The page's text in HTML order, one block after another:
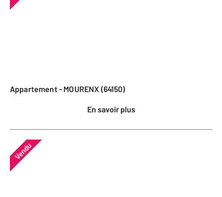
Appartement - MOURENX (64150)
En savoir plus
Vendu